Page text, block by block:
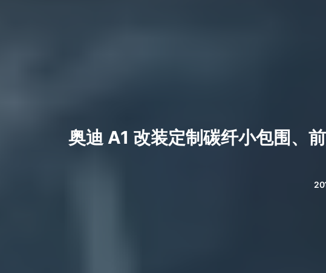
奥迪 A1 改装定制碳纤小包围、